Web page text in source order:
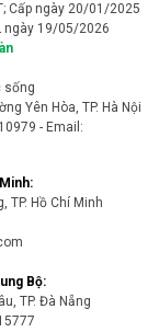
Cấp ngày 20/01/2025
ngày 19/05/2026
sống
Yên Hòa, TP. Hà Nội
- Email:
TP. Hồ Chí Minh
Bộ:
TP. Đà Nẵng